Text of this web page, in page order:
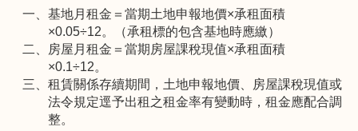
一、基地月租金＝當期土地申報地價×承租面積
×0.05÷12。（承租標的包含基地時應繳）
二、房屋月租金＝當期房屋課稅現值×承租面積
×0.1÷12。
三、租賃關係存續期間，土地申報地價、房屋課稅現值或
法令規定逕予出租之租金率有變動時，租金應配合調
整。